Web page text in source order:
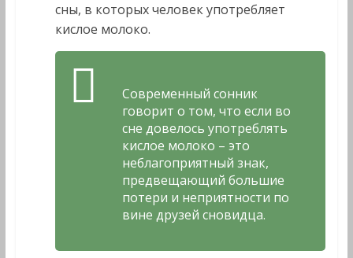
сны, в которых человек употребляет
кислое молоко.
Современный сонник
говорит о том, что если во
сне довелось употреблять
кислое молоко – это
неблагоприятный знак,
предвещающий большие
потери и неприятности по
вине друзей сновидца.